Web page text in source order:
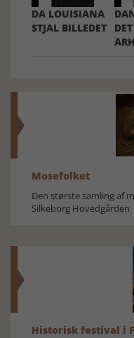
DA LOUISIANA
STJAL BILLEDET
Mosefolket
Den største samling af
Silkeborg Hovedgården
Historisk festival i